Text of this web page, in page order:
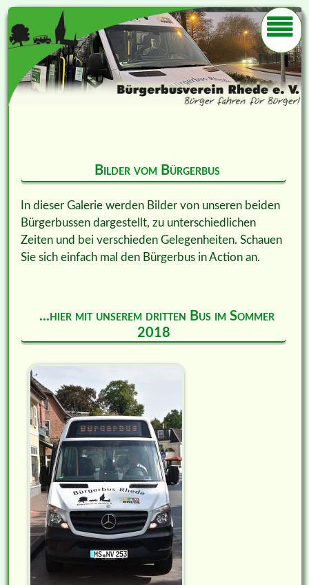
Bilder vom Bürgerbus
In dieser Galerie werden Bilder von unseren beiden
Bürgerbussen dargestellt, zu unterschiedlichen
Zeiten und bei verschieden Gelegenheiten. Schauen
Sie sich einfach mal den Bürgerbus in Action an.
...hier mit unserem dritten Bus im Sommer
2018